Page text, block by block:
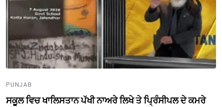
PUNJAB
ਸਕੂਲ ਵਿਚ ਖਾਲਿਸਤਾਨ ਪੱਖੀ ਨਾਅਰੇ ਲਿਖੇ ਤੇ ਪ੍ਰਿੰਸੀਪਲ ਦੇ ਕਮਰੇ